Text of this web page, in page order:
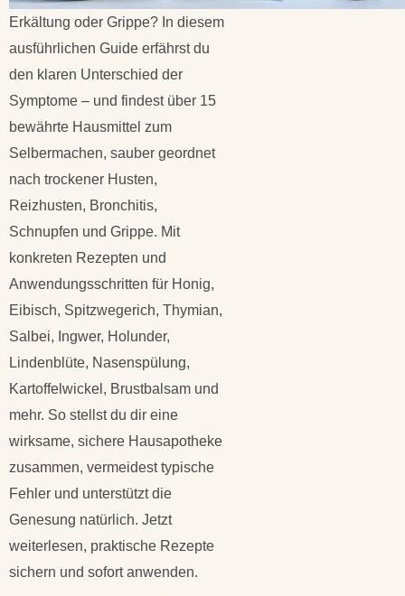
Erkältung oder Grippe? In diesem
ausführlichen Guide erfährst du
den klaren Unterschied der
Symptome – und findest über 15
bewährte Hausmittel zum
Selbermachen, sauber geordnet
nach trockener Husten,
Reizhusten, Bronchitis,
Schnupfen und Grippe. Mit
konkreten Rezepten und
Anwendungsschritten für Honig,
Eibisch, Spitzwegerich, Thymian,
Salbei, Ingwer, Holunder,
Lindenblüte, Nasenspülung,
Kartoffelwickel, Brustbalsam und
mehr. So stellst du dir eine
wirksame, sichere Hausapotheke
zusammen, vermeidest typische
Fehler und unterstützt die
Genesung natürlich. Jetzt
weiterlesen, praktische Rezepte
sichern und sofort anwenden.